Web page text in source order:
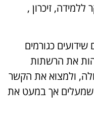
ללמידה, זיכרון ,
כגורמים
את הרשתות
ולמצוא את הקשר
שמעלים אך במעט את